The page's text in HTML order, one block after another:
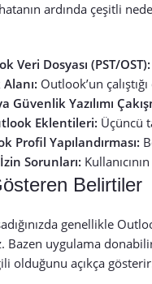
hatanın ardında çeşitli
Veri Dosyası (PST/OST):
Outlook’un
Güvenlik Yazılımı
Eklentileri: Üçüncü
Profil Yapılandırması:
Sorunları:
Belirtiler
genellikle
Bazen uygulama
olduğunu açıkça